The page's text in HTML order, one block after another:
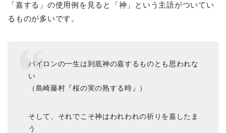
「嘉する」の使用例を見ると「神」という主語がついてい
るものが多いです。
バイロンの一生は到底神の嘉するものとも思われな
い
（島崎藤村『桜の実の熟する時』）
そして、それでこそ神はわれわれの祈りを嘉したま
う